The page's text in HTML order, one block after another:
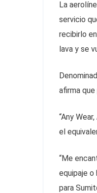
La
servicio
recibirlo
lava y se
afirma
“Any
el
“Me
equipaje o
para